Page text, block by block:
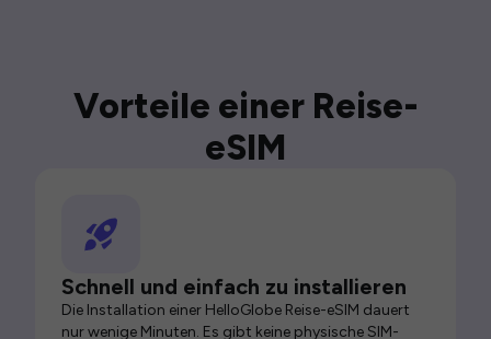
Vorteile einer Reise-
eSIM
Schnell und einfach zu installieren
Die Installation einer HelloGlobe Reise-eSIM dauert
nur wenige Minuten. Es gibt keine physische SIM-